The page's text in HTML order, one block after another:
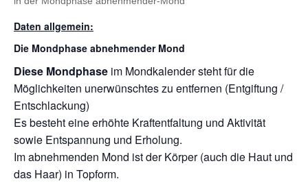
Daten allgemein:
Die Mondphase abnehmender Mond
Diese Mondphase im Mondkalender steht für die
Möglichkeiten unerwünschtes zu entfernen (Entgiftung /
Entschlackung)
Es besteht eine erhöhte Kraftentfaltung und Aktivität
sowie Entspannung und Erholung.
Im abnehmenden Mond ist der Körper (auch die Haut und
das Haar) in Topform.